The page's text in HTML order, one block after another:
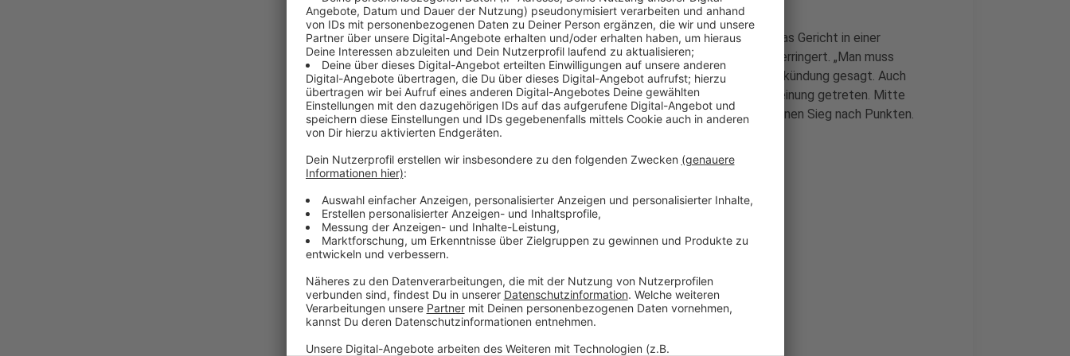
Diese Strafe büßt er jetzt im offenen Vollzug ab. Damals hatte das Gericht in einer
Revisionsverhandlung die ursprüngliche Strafe um acht Monate verringert. „Man muss
zufrieden sein mit dem Ergebnis“, hatte Sturm nach der Urteilsverkündung gesagt. Auch
sportlich war der Leverkusener Box-Profi zuletzt wieder in Erscheinung getreten. Mitte
Februar feierte Sturm bei einem Comeback-Kampf in Stuttgart einen Sieg nach Punkten.
Weitere Meldungen aus Leverkusen
Anzeige
Leverkusener Pendler können Deutschlandticket vorbestellen
Leverkusener überfallen: Polizei sucht Zeugen
Stadt erinnert: Ausweisdokumente rechtzeitig checken!